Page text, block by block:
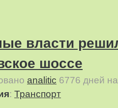
власти
шоссе
analitic 6776 дней
: Транспорт